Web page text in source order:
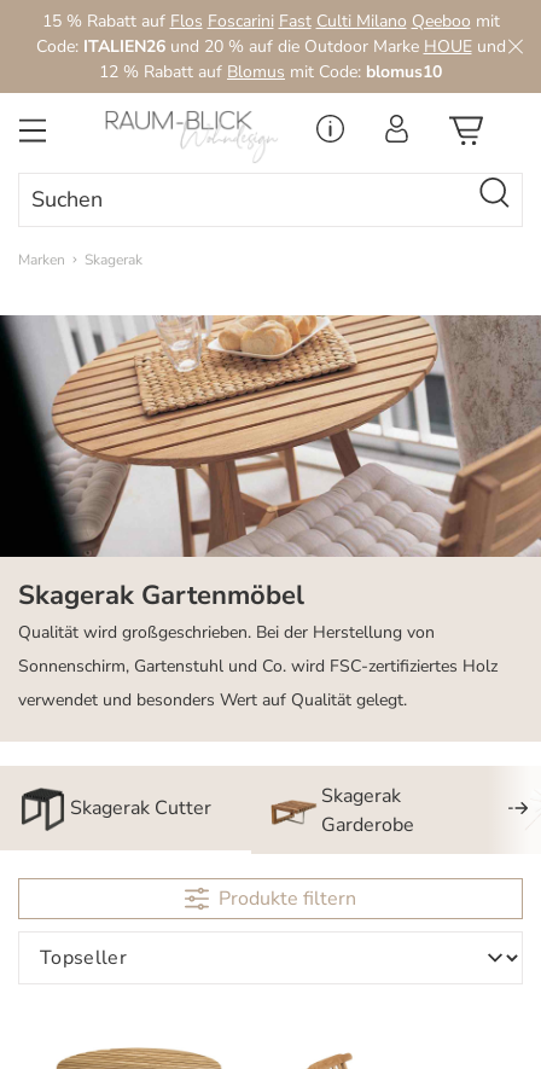
Zum Hauptinhalt springen
15 % Rabatt auf Flos Foscarini Fast Culti Milano Qeeboo mit
Code: ITALIEN26und 20 % auf die Outdoor Marke HOUEund
12 % Rabatt auf Blomus mit Code: blomus10
Marken Skagerak
Skagerak Gartenmöbel
Qualität wird großgeschrieben. Bei der Herstellung von
Sonnenschirm, Gartenstuhl und Co. wird FSC-zertifiziertes Holz
verwendet und besonders Wert auf Qualität gelegt.
Skagerak Cutter
Skagerak
Garderobe
Produkte filtern